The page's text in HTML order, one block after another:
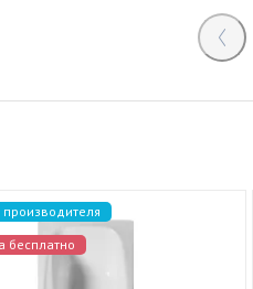
производителя
бесплатно